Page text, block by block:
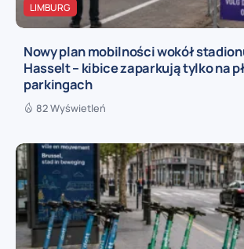
LIMBURG
Nowy plan mobilności wokół
Hasselt – kibice zaparkują tylko na
parkingach
82 Wyświetleń